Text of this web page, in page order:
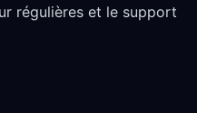
régulières et le support